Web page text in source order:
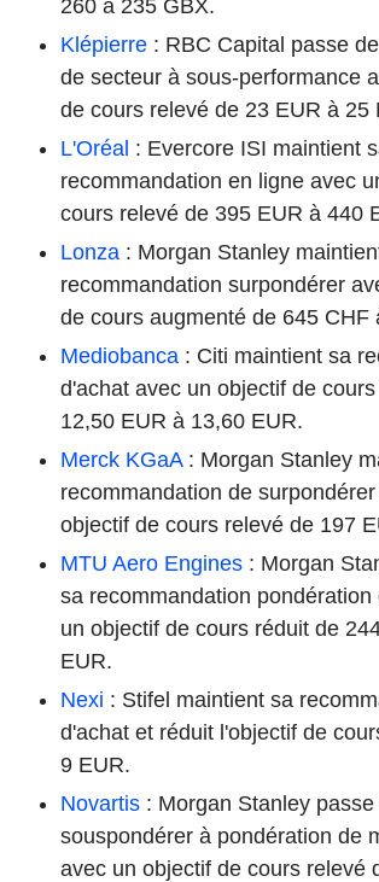
260 à 235 GBX.
Klépierre : RBC Capital passe
de secteur à sous-performance
de cours relevé de 23 EUR à 25
L'Oréal : Evercore ISI maintient
recommandation en ligne avec
cours relevé de 395 EUR à 440
Lonza : Morgan Stanley
recommandation surpondérer
de cours augmenté de 645 CHF
Mediobanca : Citi maintient sa
d'achat avec un objectif de
12,50 EUR à 13,60 EUR.
Merck KGaA: Morgan Stanley
recommandation de
objectif de cours relevé de 197
MTU Aero Engines : Morgan
sa recommandation pondération
un objectif de cours réduit de
EUR.
Nexi : Stifel maintient sa
d'achat et réduit l'objectif de
9 EUR.
Novartis : Morgan Stanley passe
souspondérer à pondération de
avec un objectif de cours relevé